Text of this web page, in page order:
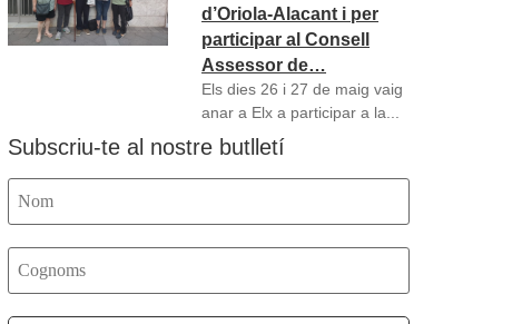
d’Oriola-Alacant i per
participar al Consell
Assessor de…
Els dies 26 i 27 de maig vaig
anar a Elx a participar a la...
Subscriu-te al nostre butlletí